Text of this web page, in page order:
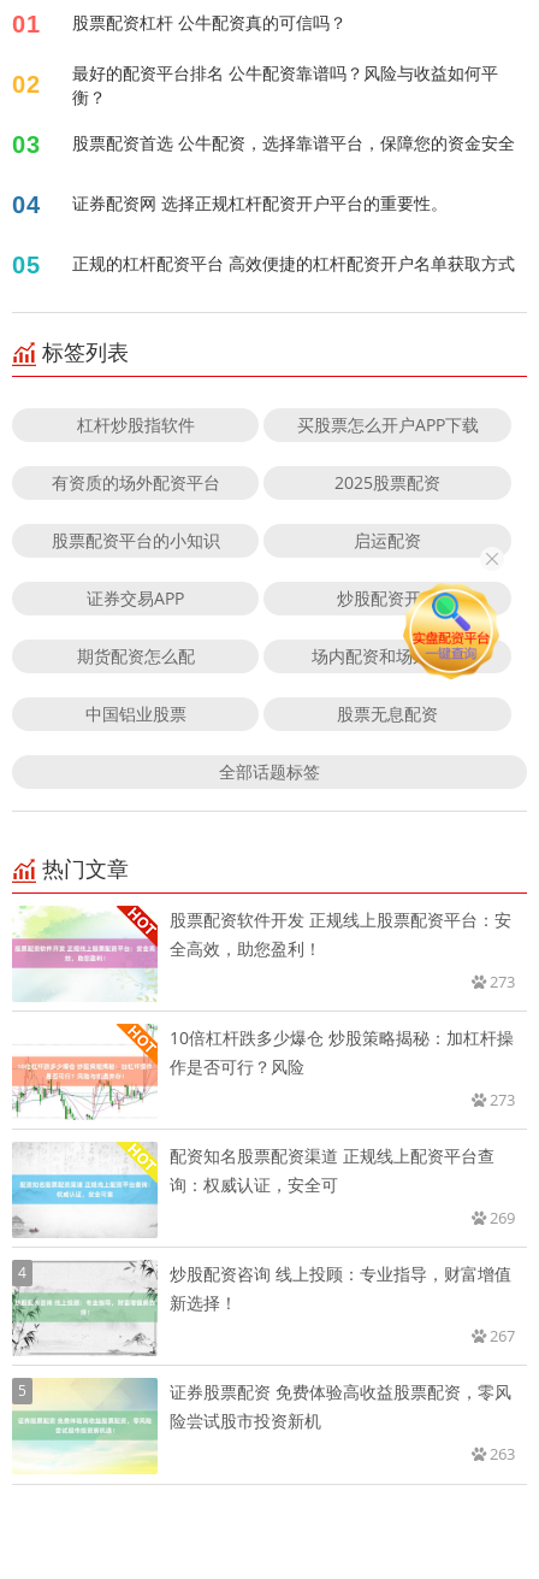
01 股票配资杠杆 公牛配资真的可信吗？
02
最好的配资平台排名 公牛配资靠谱吗？风险与收益如何平
衡？
03 股票配资首选 公牛配资，选择靠谱平台，保障您的资金安全
04 证券配资网 选择正规杠杆配资开户平台的重要性。
05 正规的杠杆配资平台 高效便捷的杠杆配资开户名单获取方式
标签列表
杠杆炒股指软件 买股票怎么开户APP下载
有资质的场外配资平台 2025股票配资
股票配资平台的小知识 启运配资
证券交易APP 炒股配资开户
期货配资怎么配 场内配资和场外配资
中国铝业股票 股票无息配资
全部话题标签
热门文章
股票配资软件开发 正规线上股票配资平台：安
全高效，助您盈利！
273
10倍杠杆跌多少爆仓 炒股策略揭秘：加杠杆操
作是否可行？风险
273
配资知名股票配资渠道 正规线上配资平台查
询：权威认证，安全可
269
4
炒股配资咨询 线上投顾：专业指导，财富增值
新选择！
267
5
证券股票配资 免费体验高收益股票配资，零风
险尝试股市投资新机
263